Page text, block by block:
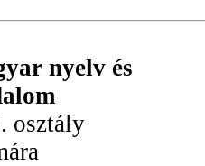
nyelv és
osztály